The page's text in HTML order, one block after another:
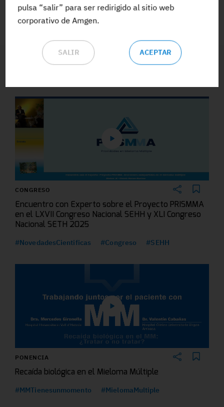
pulsa “salir” para ser redirigido al sitio web
corporativo de Amgen.
SALIR ACEPTAR
CONGRESO
Encuentro con Experto sobre el Proyecto PRISMMA
en el LXVII Congreso Nacional SEHH y XLI Congreso
Nacional SETH 2025
#NovedadesCientificas #Congreso #SEHH
PONENCIA
Recaída biológica en el Mieloma Múltiple
#MMTienesunmomento #MielomaMultiple